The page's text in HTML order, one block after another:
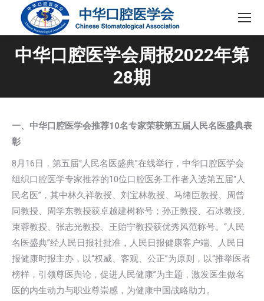
中华口腔医学会周报2022年第
28期
一、中华口腔医学会推荐10名专家荣获第五届人民名医盛典表
彰
8月16日，第五届“人民名医盛典”在线举行，中华口腔医学会
组织口腔医学专家推荐的10位口腔医务工作者入选第五届“人
民名医”，其中林久祥教授、刘宝林教授、马绪臣教授、周曾
同教授、周学东教授获卓越建树称号；孙正教授、石冰教授、
束蓉教授、张志光教授、王贻宁教授获优秀风范称号。“人民
名医盛典”经人民日报社批准，人民日报健康客户端、人民日
报健康时报主办，以“权威、客观、公正”为原则，以“推举医者
榜样，引领尊医舆论，促进人民健康”为主题，激发医生做名
医的内生动力与职业尊崇感，为健康中国战略助力。